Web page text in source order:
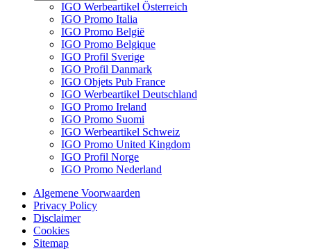
IGO Werbeartikel Österreich
IGO Promo Italia
IGO Promo België
IGO Promo Belgique
IGO Profil Sverige
IGO Profil Danmark
IGO Objets Pub France
IGO Werbeartikel Deutschland
IGO Promo Ireland
IGO Promo Suomi
IGO Werbeartikel Schweiz
IGO Promo United Kingdom
IGO Profil Norge
IGO Promo Nederland
Algemene Voorwaarden
Privacy Policy
Disclaimer
Cookies
Sitemap